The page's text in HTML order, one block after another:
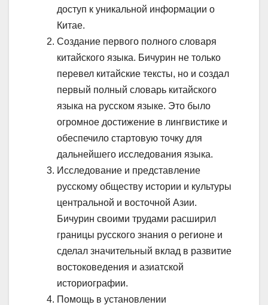
доступ к уникальной информации о
Китае.
Создание первого полного словаря
китайского языка. Бичурин не только
перевел китайские тексты, но и создал
первый полный словарь китайского
языка на русском языке. Это было
огромное достижение в лингвистике и
обеспечило стартовую точку для
дальнейшего исследования языка.
Исследование и представление
русскому обществу истории и культуры
центральной и восточной Азии.
Бичурин своими трудами расширил
границы русского знания о регионе и
сделал значительный вклад в развитие
востоковедения и азиатской
историографии.
Помощь в установлении